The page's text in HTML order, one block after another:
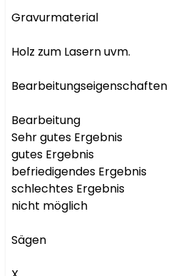
Gravurmaterial
Holz zum Lasern uvm.
Bearbeitungseigenschaften
Bearbeitung
Sehr gutes Ergebnis
gutes Ergebnis
befriedigendes Ergebnis
schlechtes Ergebnis
nicht möglich
Sägen